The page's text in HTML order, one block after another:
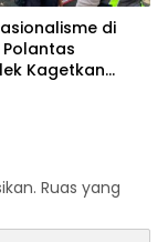
di
Kagetkan
Ruas yang